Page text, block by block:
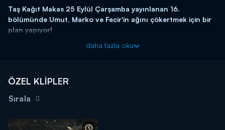
Taş Kağıt Makas 25 Eylül Çarşamba yayınlanan 16.
bölümünde Umut, Marko ve Fecir'in ağını çökertmek için bir
plan yapıyor!
Taş Kağıt Makas yeni bölümleriyle Kanal D'de!
daha fazla oku
ÖZEL KLİPLER
Sırala